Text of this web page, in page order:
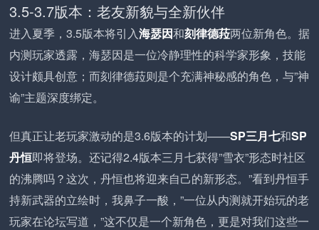
3.5-3.7版本：老友新貌与全新伙伴
进入夏季，3.5版本将引入海瑟因和刻律德菈两位新角色。据
内测玩家透露，海瑟因是一位冷静理性的科学家形象，技能
设计颇具创意；而刻律德菈则是个充满神秘感的角色，与”神
谕”主题深度绑定。
但真正让老玩家激动的是3.6版本的计划——SP三月七和SP
丹恒即将登场。还记得2.4版本三月七获得”雪衣”形态时社区
的沸腾吗？这次，丹恒也将迎来自己的新形态。”看到丹恒手
持新武器的立绘时，我鼻子一酸，”一位从内测就开始玩的老
玩家在论坛写道，”这不仅是一个新角色，更是对我们这些一